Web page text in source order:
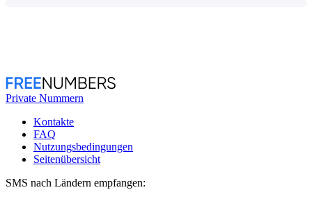
Private Nummern
Kontakte
FAQ
Nutzungsbedingungen
Seitenübersicht
SMS nach Ländern empfangen: